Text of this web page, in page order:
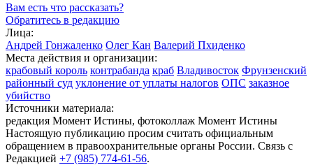
Вам есть что рассказать?
Обратитесь в редакцию
Лица:
Андрей Гонжаленко Олег Кан Валерий Пхиденко
Места действия и организации:
крабовый король контрабанда краб Владивосток Фрунзенский
районный суд уклонение от уплаты налогов ОПС заказное
убийство
Источники материала:
редакция Момент Истины, фотоколлаж Момент Истины
Настоящую публикацию просим считать официальным
обращением в правоохранительные органы России. Связь с
Редакцией +7 (985) 774-61-56.